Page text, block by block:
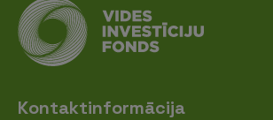
Kontaktinformācija